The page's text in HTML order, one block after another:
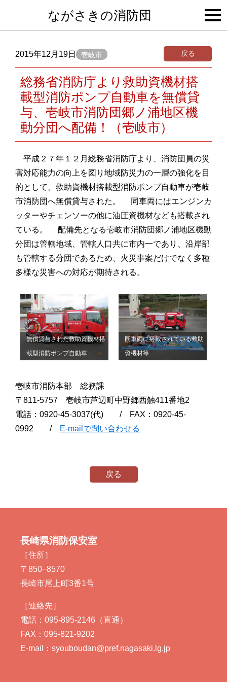
ながさきの消防団
2015年12月19日 壱岐市 戻る
総務省消防庁より救助資機材搭
載型消防ポンプ自動車を無償貸
与、壱岐市消防団郷ノ浦地区機
動分団へ配備！（壱岐市）
平成２７年１２月総務省消防庁より、消防団員の災
害対応能力の向上を図り地域防災力の一層の強化を目
的として、救助資機材搭載型消防ポンプ自動車が壱岐
市消防団へ無償貸与された。 同車両にはエンジンカ
ッターやチェンソーの他に油圧資機材なども搭載され
ている。 配備先となる壱岐市消防団郷ノ浦地区機動
分団は管轄地域、管轄人口共に市内一であり、沿岸部
も管轄する分団であるため、火災事案だけでなく多種
多様な災害への対応が期待される。
無償貸与された救助資機材搭
載型消防ポンプ自動車
同車両に搭載されている救助
資機材等
壱岐市消防本部 総務課
〒811-5757 壱岐市芦辺町中野郷西触411番地2
電話：0920-45-3037(代) / FAX：0920-45-
0992 /
E-mailで問い合わせる
戻る
長崎県消防保安室
［住所］
〒850−8570
長崎市尾上町3番1号
［連絡先］
電話：095-895-2146（直通）
FAX：095-821-9202
E-mail：syouboudan@pref.nagasaki.lg.jp